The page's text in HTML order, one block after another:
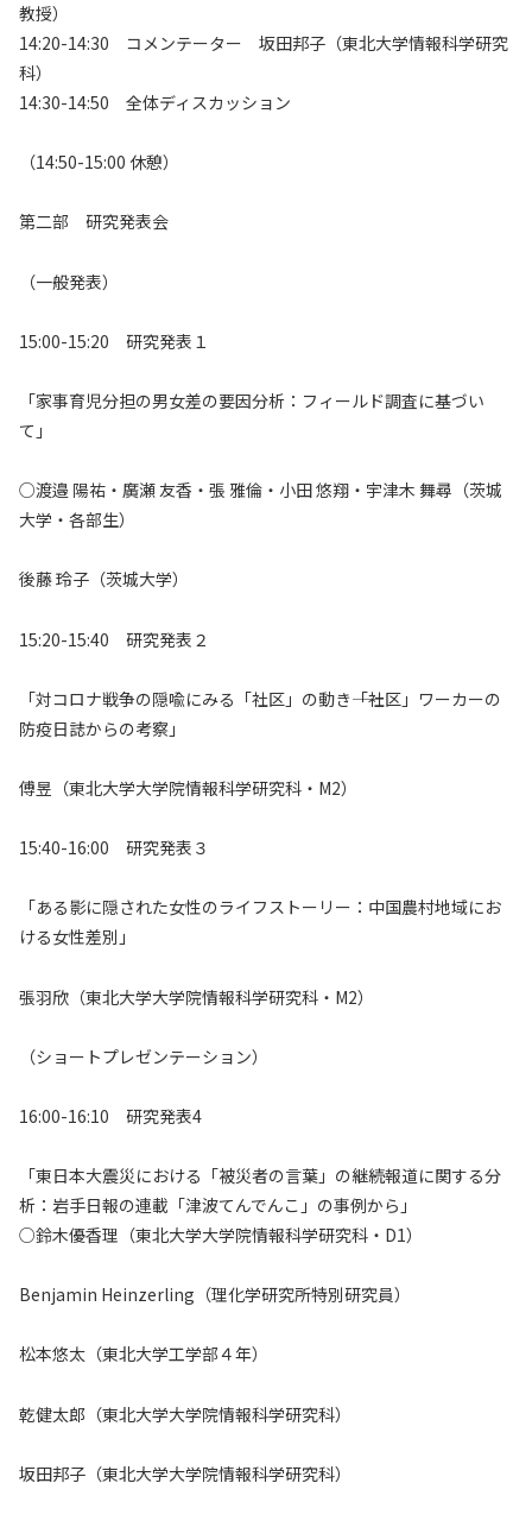
教授）
14:20-14:30 コメンテーター 坂田邦子（東北大学情報科学研究
科）
14:30-14:50 全体ディスカッション
（14:50-15:00 休憩）
第二部 研究発表会
（一般発表）
15:00-15:20 研究発表１
「家事育児分担の男女差の要因分析：フィールド調査に基づい
て」
○渡邉 陽祐・廣瀬 友香・張 雅倫・小田 悠翔・宇津木 舞尋（茨城
大学・各部生）
後藤 玲子（茨城大学）
15:20-15:40 研究発表２
「対コロナ戦争の隠喩にみる「社区」の動き――「社区」ワーカーの
防疫日誌からの考察」
傅昱（東北大学大学院情報科学研究科・M2）
15:40-16:00 研究発表３
「ある影に隠された女性のライフストーリー：中国農村地域にお
ける女性差別」
張羽欣（東北大学大学院情報科学研究科・M2）
（ショートプレゼンテーション）
16:00-16:10 研究発表4
「東日本大震災における「被災者の言葉」の継続報道に関する分
析：岩手日報の連載「津波てんでんこ」の事例から」
○鈴木優香理（東北大学大学院情報科学研究科・D1）
Benjamin Heinzerling（理化学研究所特別研究員）
松本悠太（東北大学工学部４年）
乾健太郎（東北大学大学院情報科学研究科）
坂田邦子（東北大学大学院情報科学研究科）